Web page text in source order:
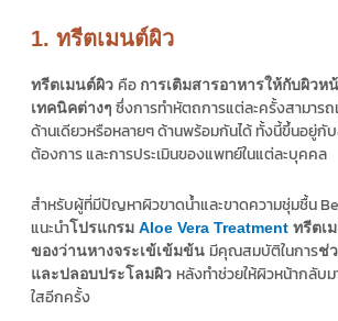
1. ทรีตเมนต์ผิว
ทรีตเมนต์ผิว คือ การเติมสารอาหารให้กับผิวห
เทคนิคต่างๆ ซึ่งการทำหัตถการแต่ละครั้งสามา
ด้านเดียวหรือหลายๆ ด้านพร้อมกันได้ ทั้งนี้ขึ้นอยู่กั
ต้องการ และการประเมินของแพทย์ในแต่ละบุคคล
สำหรับผู้ที่มีปัญหาผิวขาดน้ำและขาดความชุ่มชื้น
แนะนำโปรแกรม Aloe Vera Treatment ทรีตเ
ของว่านหางจระเข้เข้มข้น มีคุณสมบัติในการช่
และปลอบประโลมผิว หลังทำช่วยให้ผิวหน้ากลับ
ใสอีกครั้ง